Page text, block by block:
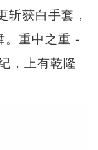
获白手套，
。重中之重 -
，上有乾隆